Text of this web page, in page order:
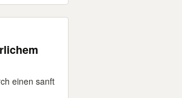
einen sanft